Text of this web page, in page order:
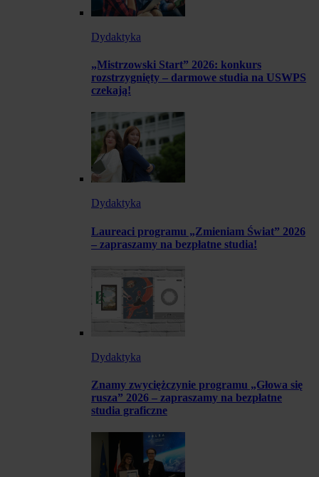
Dydaktyka
„Mistrzowski Start” 2026: konkurs
rozstrzygnięty – darmowe studia na USWPS
czekają!
Dydaktyka
Laureaci programu „Zmieniam Świat” 2026
– zapraszamy na bezpłatne studia!
Dydaktyka
Znamy zwyciężczynie programu „Głowa się
rusza” 2026 – zapraszamy na bezpłatne
studia graficzne